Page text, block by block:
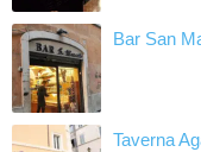
Bar San
Taverna